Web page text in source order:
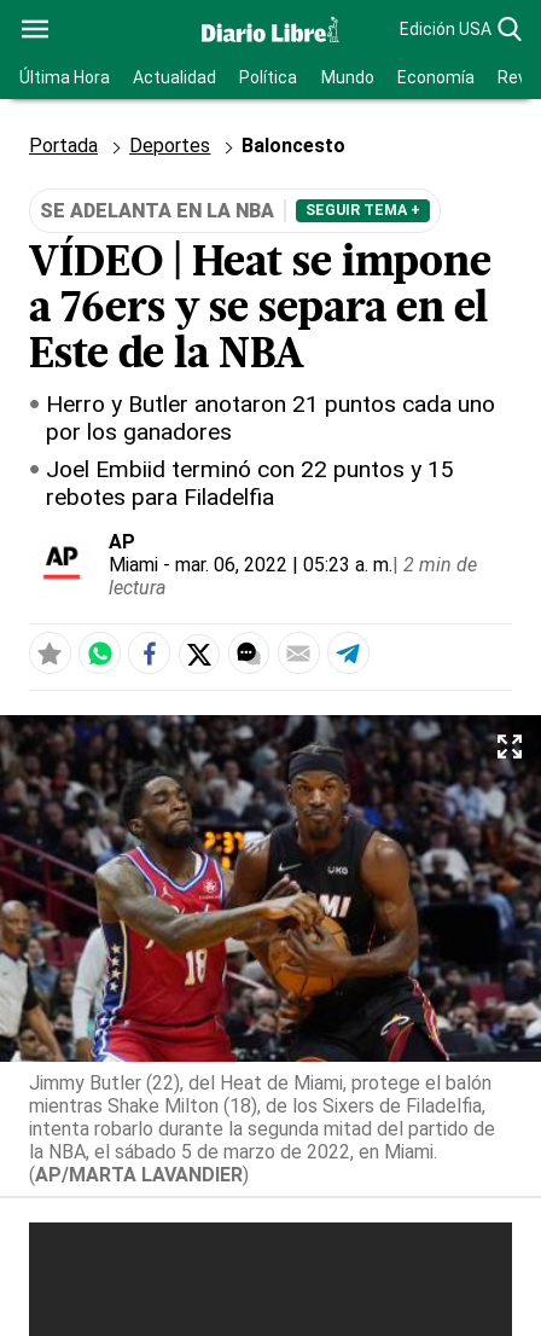
Edición USA
Última Hora Actualidad Política Mundo Economía
Portada Deportes Baloncesto
SE ADELANTA EN LA NBA SEGUIR TEMA +
VÍDEO | Heat se impone
a 76ers y se separa en el
Este de la NBA
Herro y Butler anotaron 21 puntos cada uno
por los ganadores
Joel Embiid terminó con 22 puntos y 15
rebotes para Filadelfia
AP
Miami - mar. 06, 2022 | 05:23 a. m.| 2 min de
lectura
Jimmy Butler (22), del Heat de Miami, protege el balón
mientras Shake Milton (18), de los Sixers de Filadelfia,
intenta robarlo durante la segunda mitad del partido de
la NBA, el sábado 5 de marzo de 2022, en Miami.
(AP/MARTA LAVANDIER)